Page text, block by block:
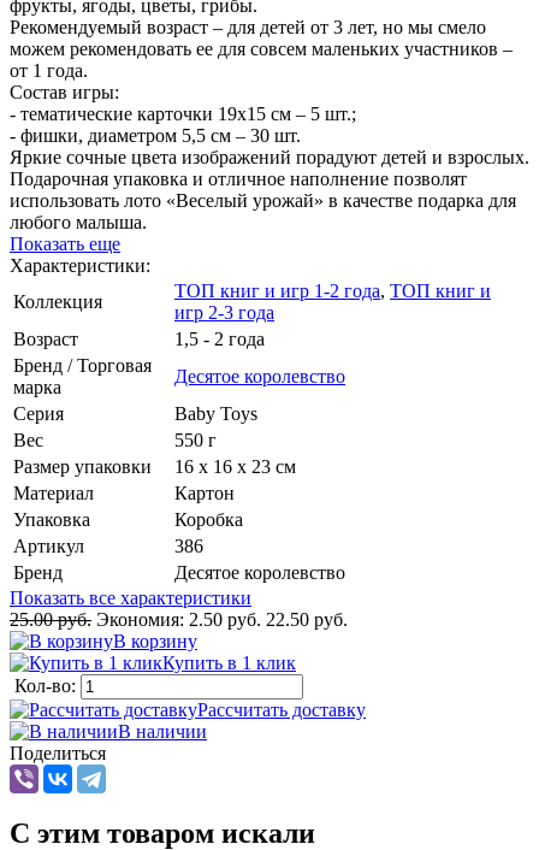
фрукты, ягоды, цветы, грибы.
Рекомендуемый возраст – для детей от 3 лет, но мы смело
можем рекомендовать ее для совсем маленьких участников –
от 1 года.
Состав игры:
- тематические карточки 19х15 см – 5 шт.;
- фишки, диаметром 5,5 см – 30 шт.
Яркие сочные цвета изображений порадуют детей и взрослых.
Подарочная упаковка и отличное наполнение позволят
использовать лото «Веселый урожай» в качестве подарка для
любого малыша.
Показать еще
Характеристики:
Коллекция
ТОП книг и игр 1-2 года, ТОП книг и
игр 2-3 года
Возраст
1,5 - 2 года
Бренд / Торговая
марка
Десятое королевство
Серия
Baby Toys
Вес
550 г
Размер упаковки
16 х 16 х 23 см
Материал
Картон
Упаковка
Коробка
Артикул
386
Бренд
Десятое королевство
Показать все характеристики
25.00 руб. Экономия: 2.50 руб. 22.50 руб.
В корзину
Купить в 1 клик
Кол-во:
Рассчитать доставку
В наличии
Поделиться
C этим товаром искали